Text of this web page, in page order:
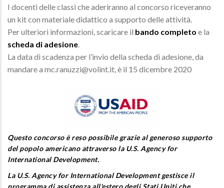
I docenti delle classi che aderiranno al concorso riceveranno
un kit con materiale didattico a supporto delle attività.
Per ulteriori informazioni, scaricare il bando completo e la
scheda di adesione.
La data di scadenza per l’invio della scheda di adesione, da
mandare a mc.ranuzzi@volint.it, è il 15 dicembre 2020
Questo concorso è reso possibile grazie al generoso supporto
del popolo americano attraverso la U.S. Agency for
International Development.
La U.S. Agency for International Development gestisce il